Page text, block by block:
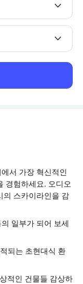
서 가장 혁신적인
경험하세요. 오디오
의 스카이라인을 감
일부가 되어 보세
되는 초현대식 환
적인 건물들 감상하